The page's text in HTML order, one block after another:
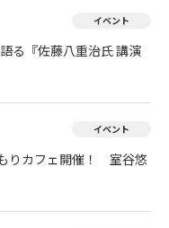
イベント
る『佐藤八重治氏 講演
イベント
りカフェ開催！ 室谷悠